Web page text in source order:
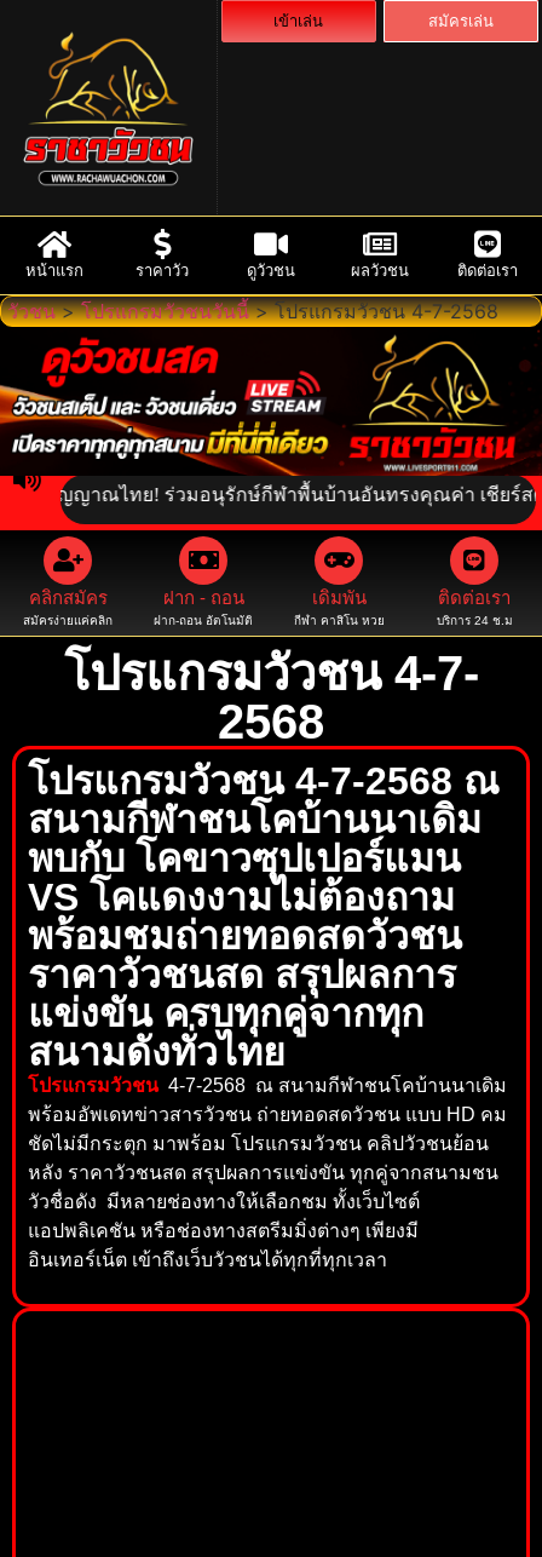
เข้าเล่น สมัครเล่น
หน้าแรก ราคาวัว ดูวัวชน ผลวัวชน ติดต่อเรา
วัวชน>โปรแกรมวัวชนวันนี้>โปรแกรมวัวชน 4-7-2568
ญาณไทย! ร่วมอนุรักษ์กีฬาพื้นบ้านอันทรงคุณค่า เชียร์สดความ
คลิกสมัคร
สมัครง่ายแค่คลิก
ฝาก - ถอน
ฝาก-ถอน อัตโนมัติ
เดิมพัน
กีฬา คาสิโน หวย
ติดต่อเรา
บริการ 24 ช.ม
โปรแกรมวัวชน 4-7-
2568
โปรแกรมวัวชน 4-7-2568 ณ
สนามกีฬาชนโคบ้านนาเดิม
พบกับ โคขาวซุปเปอร์แมน
VS โคแดงงามไม่ต้องถาม
พร้อมชมถ่ายทอดสดวัวชน
ราคาวัวชนสด สรุปผลการ
แข่งขัน ครบทุกคู่จากทุก
สนามดังทั่วไทย
โปรแกรมวัวชน 4-7-2568 ณ สนามกีฬาชนโคบ้านนาเดิม
พร้อมอัพเดทข่าวสารวัวชน ถ่ายทอดสดวัวชน แบบ HD คม
ชัดไม่มีกระตุก มาพร้อม โปรแกรมวัวชน คลิปวัวชนย้อน
หลัง ราคาวัวชนสด สรุปผลการแข่งขัน ทุกคู่จากสนามชน
วัวชื่อดัง มีหลายช่องทางให้เลือกชม ทั้งเว็บไซต์
แอปพลิเคชัน หรือช่องทางสตรีมมิ่งต่างๆ เพียงมี
อินเทอร์เน็ต เข้าถึงเว็บวัวชนได้ทุกที่ทุกเวลา